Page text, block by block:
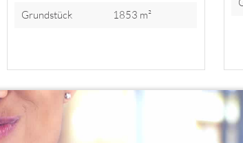
Grundstück
1853 m²